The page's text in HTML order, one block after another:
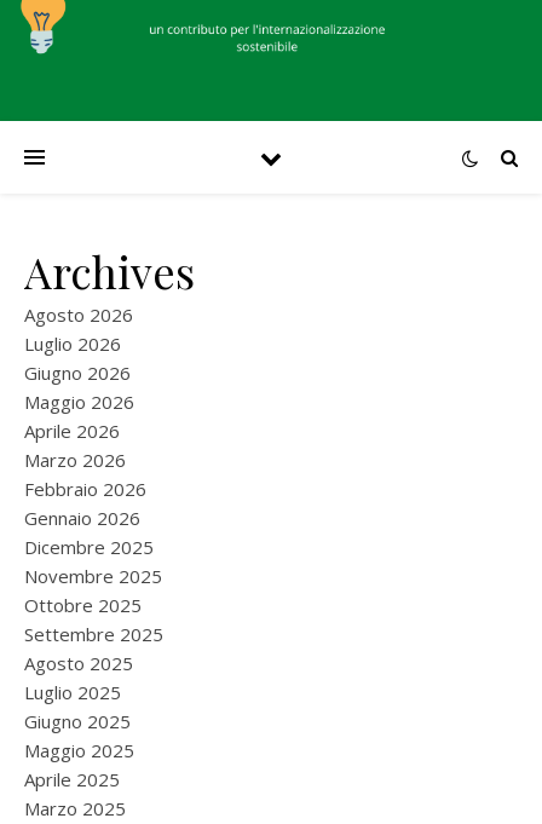
Archives
Agosto 2026
Luglio 2026
Giugno 2026
Maggio 2026
Aprile 2026
Marzo 2026
Febbraio 2026
Gennaio 2026
Dicembre 2025
Novembre 2025
Ottobre 2025
Settembre 2025
Agosto 2025
Luglio 2025
Giugno 2025
Maggio 2025
Aprile 2025
Marzo 2025